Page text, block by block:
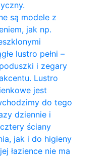
są modele z
jak np.
lustro pełni –
i zegary
Lustro
jest
do tego
dziennie i
ściany
jak i do higieny
łazience nie ma